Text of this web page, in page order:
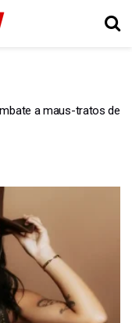
a maus-tratos de